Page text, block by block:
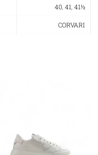
40, 41, 41½
CORVARI